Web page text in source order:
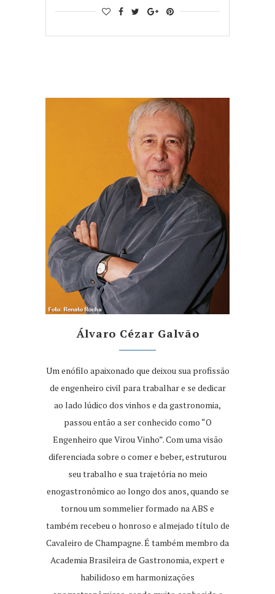
Álvaro Cézar Galvão
Um enófilo apaixonado que deixou sua profissão
de engenheiro civil para trabalhar e se dedicar
ao lado lúdico dos vinhos e da gastronomia,
passou então a ser conhecido como “O
Engenheiro que Virou Vinho”. Com uma visão
diferenciada sobre o comer e beber, estruturou
seu trabalho e sua trajetória no meio
enogastronômico ao longo dos anos, quando se
tornou um sommelier formado na ABS e
também recebeu o honroso e almejado título de
Cavaleiro de Champagne. É também membro da
Academia Brasileira de Gastronomia, expert e
habilidoso em harmonizações